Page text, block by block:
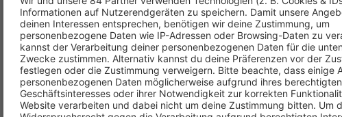
dankbar.
langen und
JÖRG PILAWA